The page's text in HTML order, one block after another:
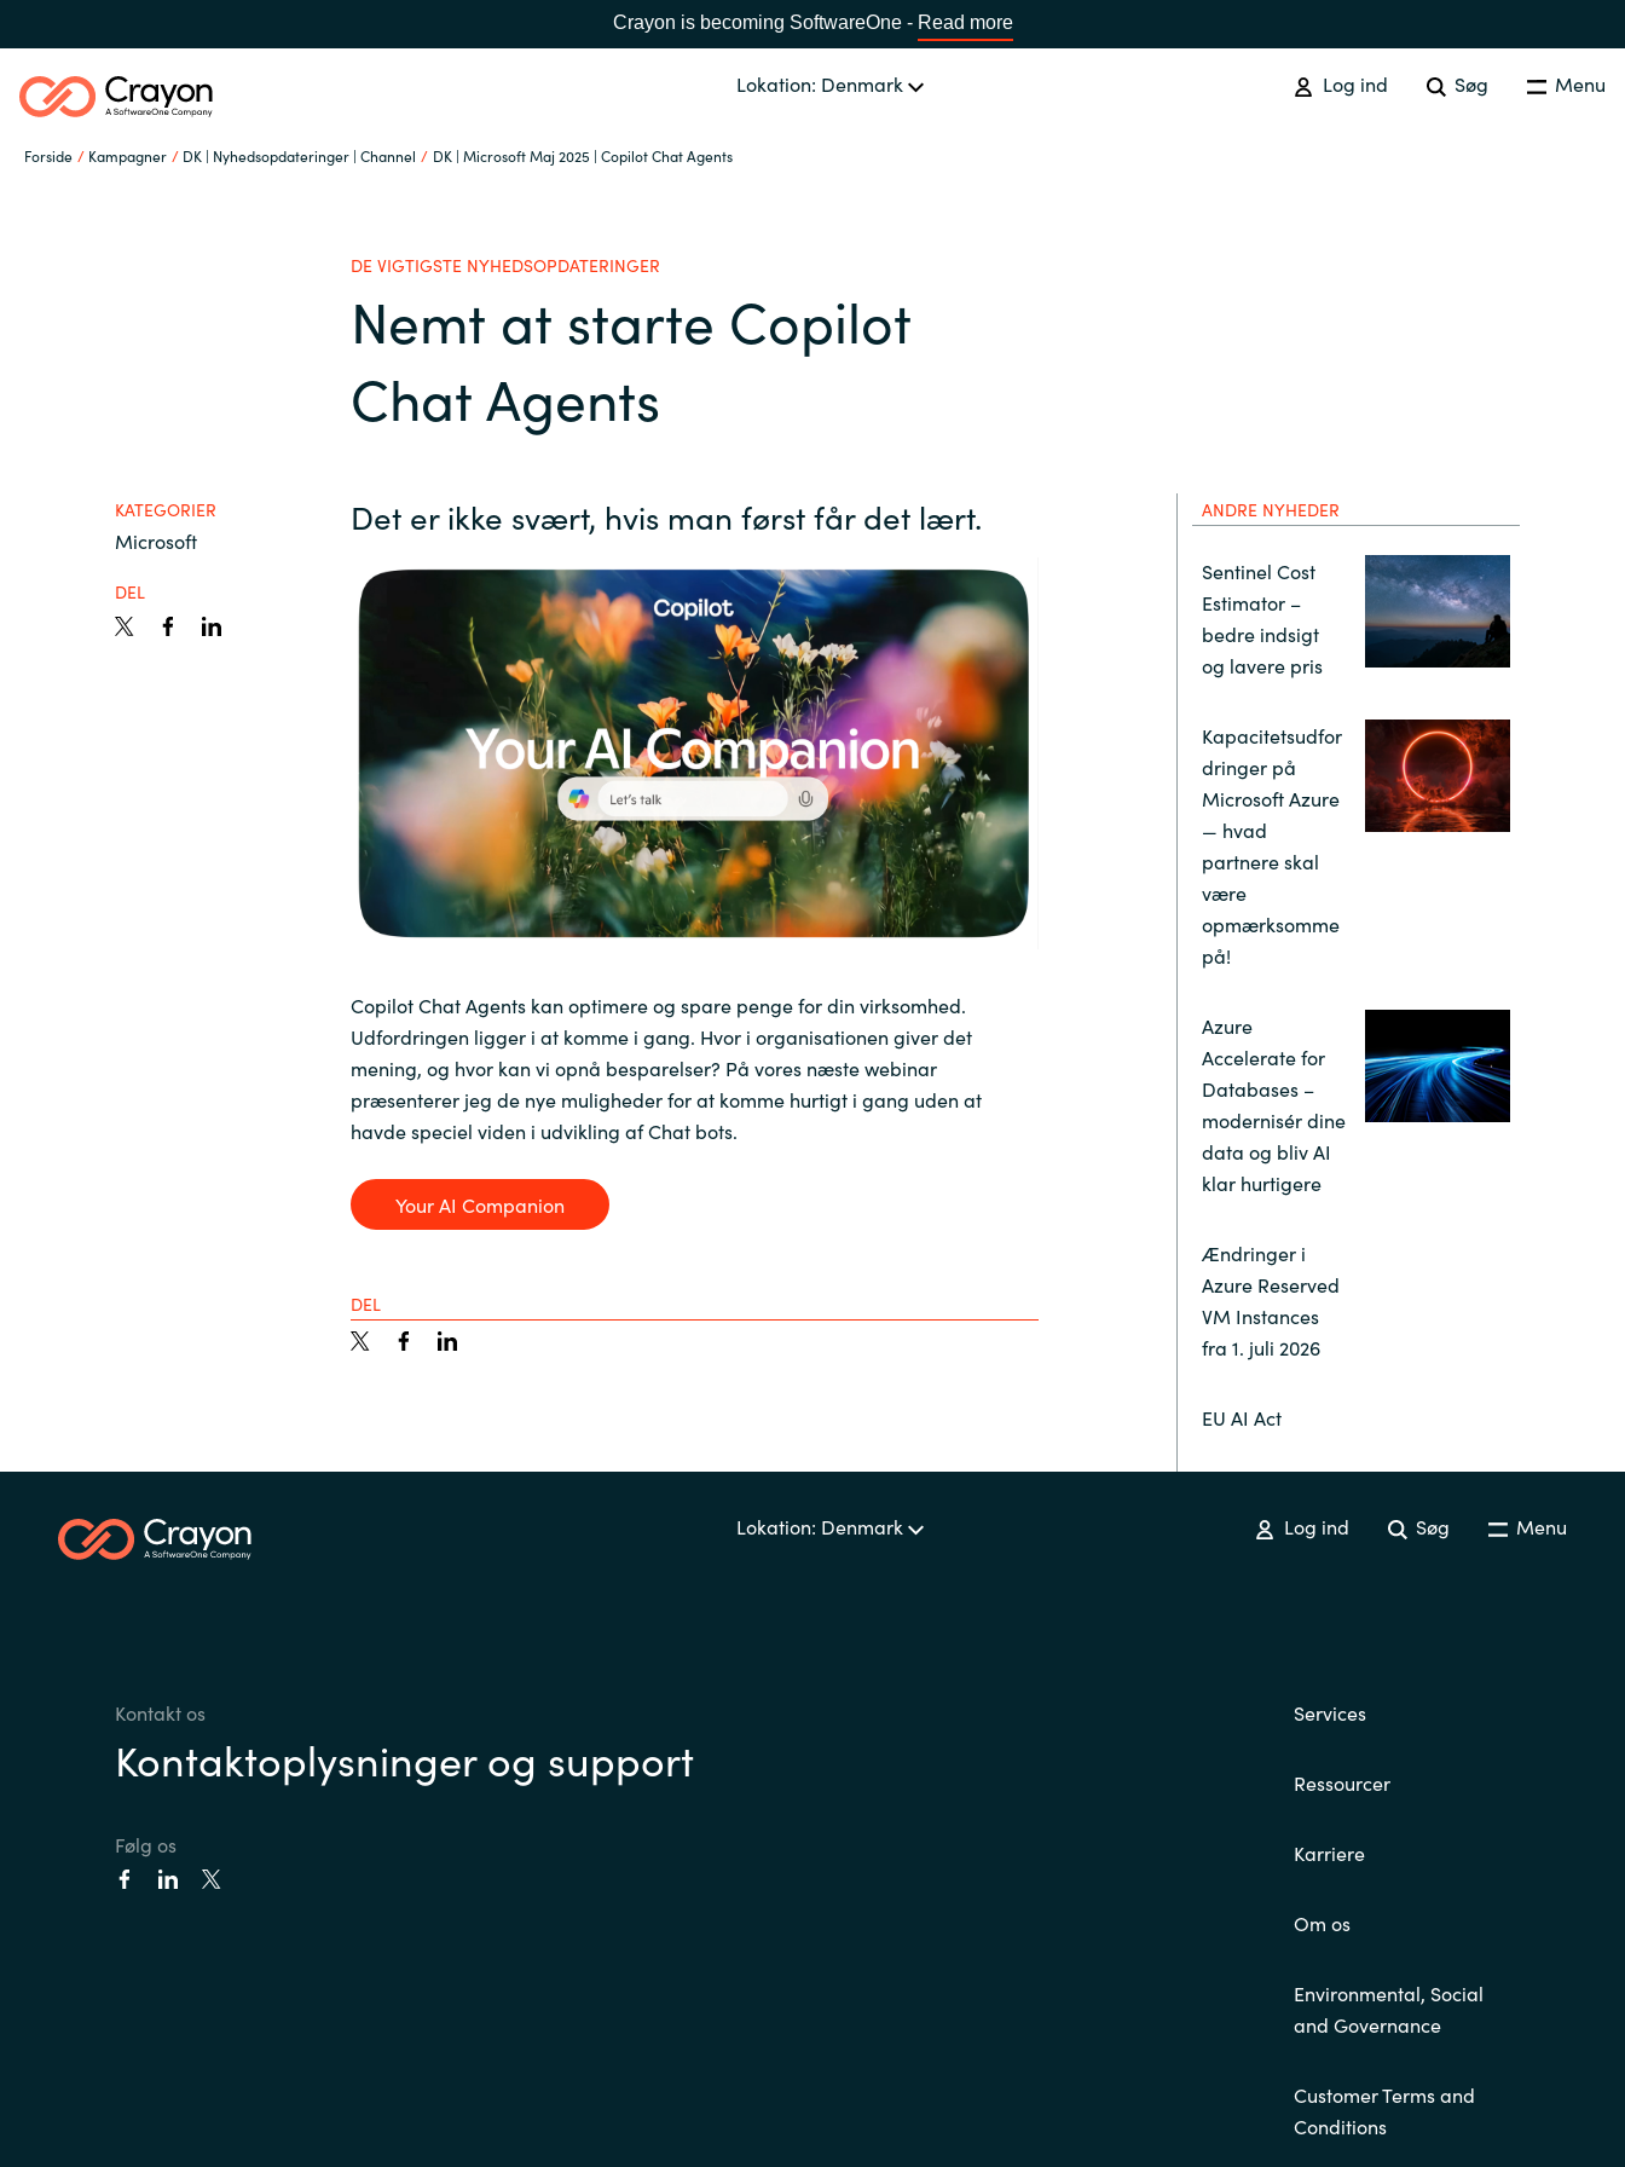
Crayon is becoming SoftwareOne - Read more
Lokation: Denmark Log ind Søg Menu
Forside Kampagner DK | Nyhedsopdateringer | Channel DK | Microsoft Maj 2025 | Copilot Chat Agents
Global site Africa
Austria
Iceland
India
Indonesia
Kingdom of Saudi Arabia
Kuwait
Lithuania
Malaysia
Middle East
Netherlands
Norway
Oman
Philippines
Poland
Portugal
Slovenia
Singapore
Spain
Sri Lanka
Switzerland
Ukraine
United States
Softwarepartnere
Channel Partner
Viden
DE VIGTIGSTE NYHEDSOPDATERINGER
Nemt at starte Copilot
Chat Agents
KATEGORIER
Microsoft
DEL
Det er ikke svært, hvis man først får det lært.
Copilot Chat Agents kan optimere og spare penge for din virksomhed.
Udfordringen ligger i at komme i gang. Hvor i organisationen giver det
mening, og hvor kan vi opnå besparelser? På vores næste webinar
præsenterer jeg de nye muligheder for at komme hurtigt i gang uden at
havde speciel viden i udvikling af Chat bots.
Your AI Companion
DEL
ANDRE NYHEDER
Sentinel Cost
Estimator –
bedre indsigt
og lavere pris
Kapacitetsudfor
dringer på
Microsoft Azure
— hvad
partnere skal
være
opmærksomme
på!
Azure
Accelerate for
Databases –
modernisér dine
data og bliv AI
klar hurtigere
Ændringer i
Azure Reserved
VM Instances
fra 1. juli 2026
EU AI Act
Lokation: Denmark Log ind Søg Menu
Kontakt os
Kontaktoplysninger og support
Følg os
Services
Ressourcer
Karriere
Om os
Environmental, Social
and Governance
Customer Terms and
Conditions